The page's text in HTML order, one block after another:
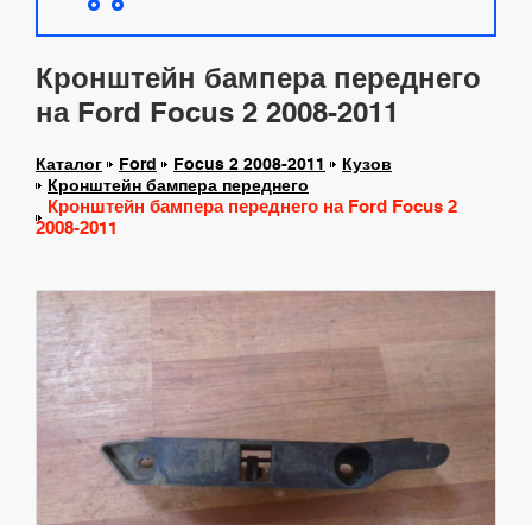
Кронштейн бампера переднего
на Ford Focus 2 2008-2011
Каталог Ford Focus 2 2008-2011
Кузов
Кронштейн бампера переднего
Кронштейн бампера переднего на Ford Focus 2
2008-2011